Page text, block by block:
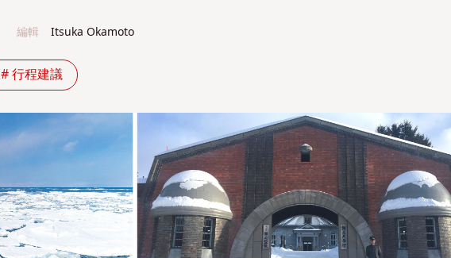
編輯 Itsuka Okamoto
# 行程建議